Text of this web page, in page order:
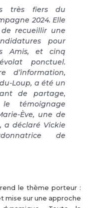
très fiers du
2024. Elle
recueillir une
pour
Amis, et cinq
ponctuel.
d’information,
Loup, a été un
de partage,
témoignage
Ève, une de
a déclaré Vickie
de
le thème porteur :
mise sur une approche